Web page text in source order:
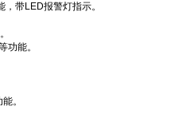
带LED报警灯指示。
能。
。